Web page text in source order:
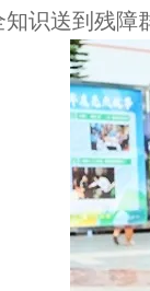
识送到残障